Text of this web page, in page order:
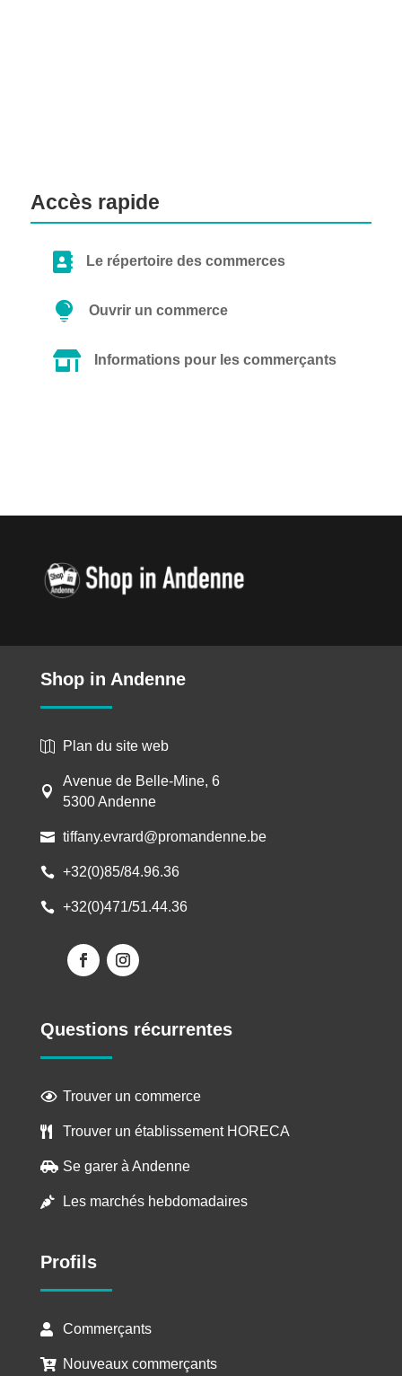
Accès rapide
 Le répertoire des commerces
 Ouvrir un commerce
 Informations pour les commerçants
Shop in Andenne
 Plan du site web

Avenue de Belle-Mine, 6
5300 Andenne
 tiffany.evrard@promandenne.be
 +32(0)85/84.96.36
 +32(0)471/51.44.36
Questions récurrentes
 Trouver un commerce
 Trouver un établissement HORECA
 Se garer à Andenne
 Les marchés hebdomadaires
Profils
 Commerçants
 Nouveaux commerçants